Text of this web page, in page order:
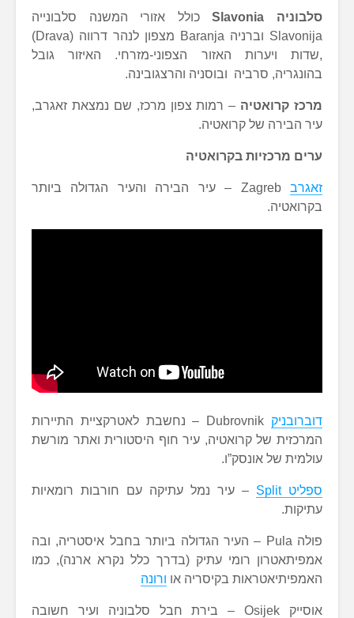
סלבוניה Slavonia
כולל אזורי המשנה סלבונייה
Slavonija וברניה Baranja מצפון לנהר דרווה (Drava)
,שדות ויערות האזור הצפוני-מזרחי. האיזור גובל
בהונגריה, סרביה ובוסניה והרצגובינה.
מרכז קרואטיה – רמות צפון מרכז, שם נמצאת זאגרב,
עיר הבירה של קרואטיה.
ערים מרכזיות בקרואטיה
זאגרב
Zagreb – עיר הבירה והעיר הגדולה ביותר
בקרואטיה.
דוברובניק
Dubrovnik – נחשבת לאטרקציית התיירות
המרכזית של קרואטיה, עיר חוף היסטורית ואתר מורשת
עולמית של אונסק”ו.
ספליט Split
– עיר נמל עתיקה עם חורבות רומאיות
עתיקות.
פולה Pula – העיר הגדולה ביותר בחבל איסטריה, ובה
אמפיתאטרון רומי עתיק (בדרך כלל נקרא ארנה), כמו
האמפיתיאטראות בקיסריה או ורונה
אוסייק Osijek – בירת חבל סלבוניה ועיר חשובה